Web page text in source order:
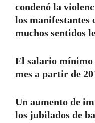
condenó la
los manifestantes
muchos sentidos
El salario mínimo
mes a partir de
Un aumento de
los jubilados de